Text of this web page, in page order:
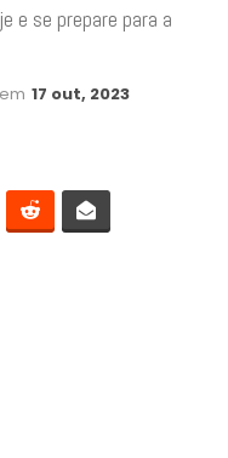
e se prepare para a
17 out, 2023